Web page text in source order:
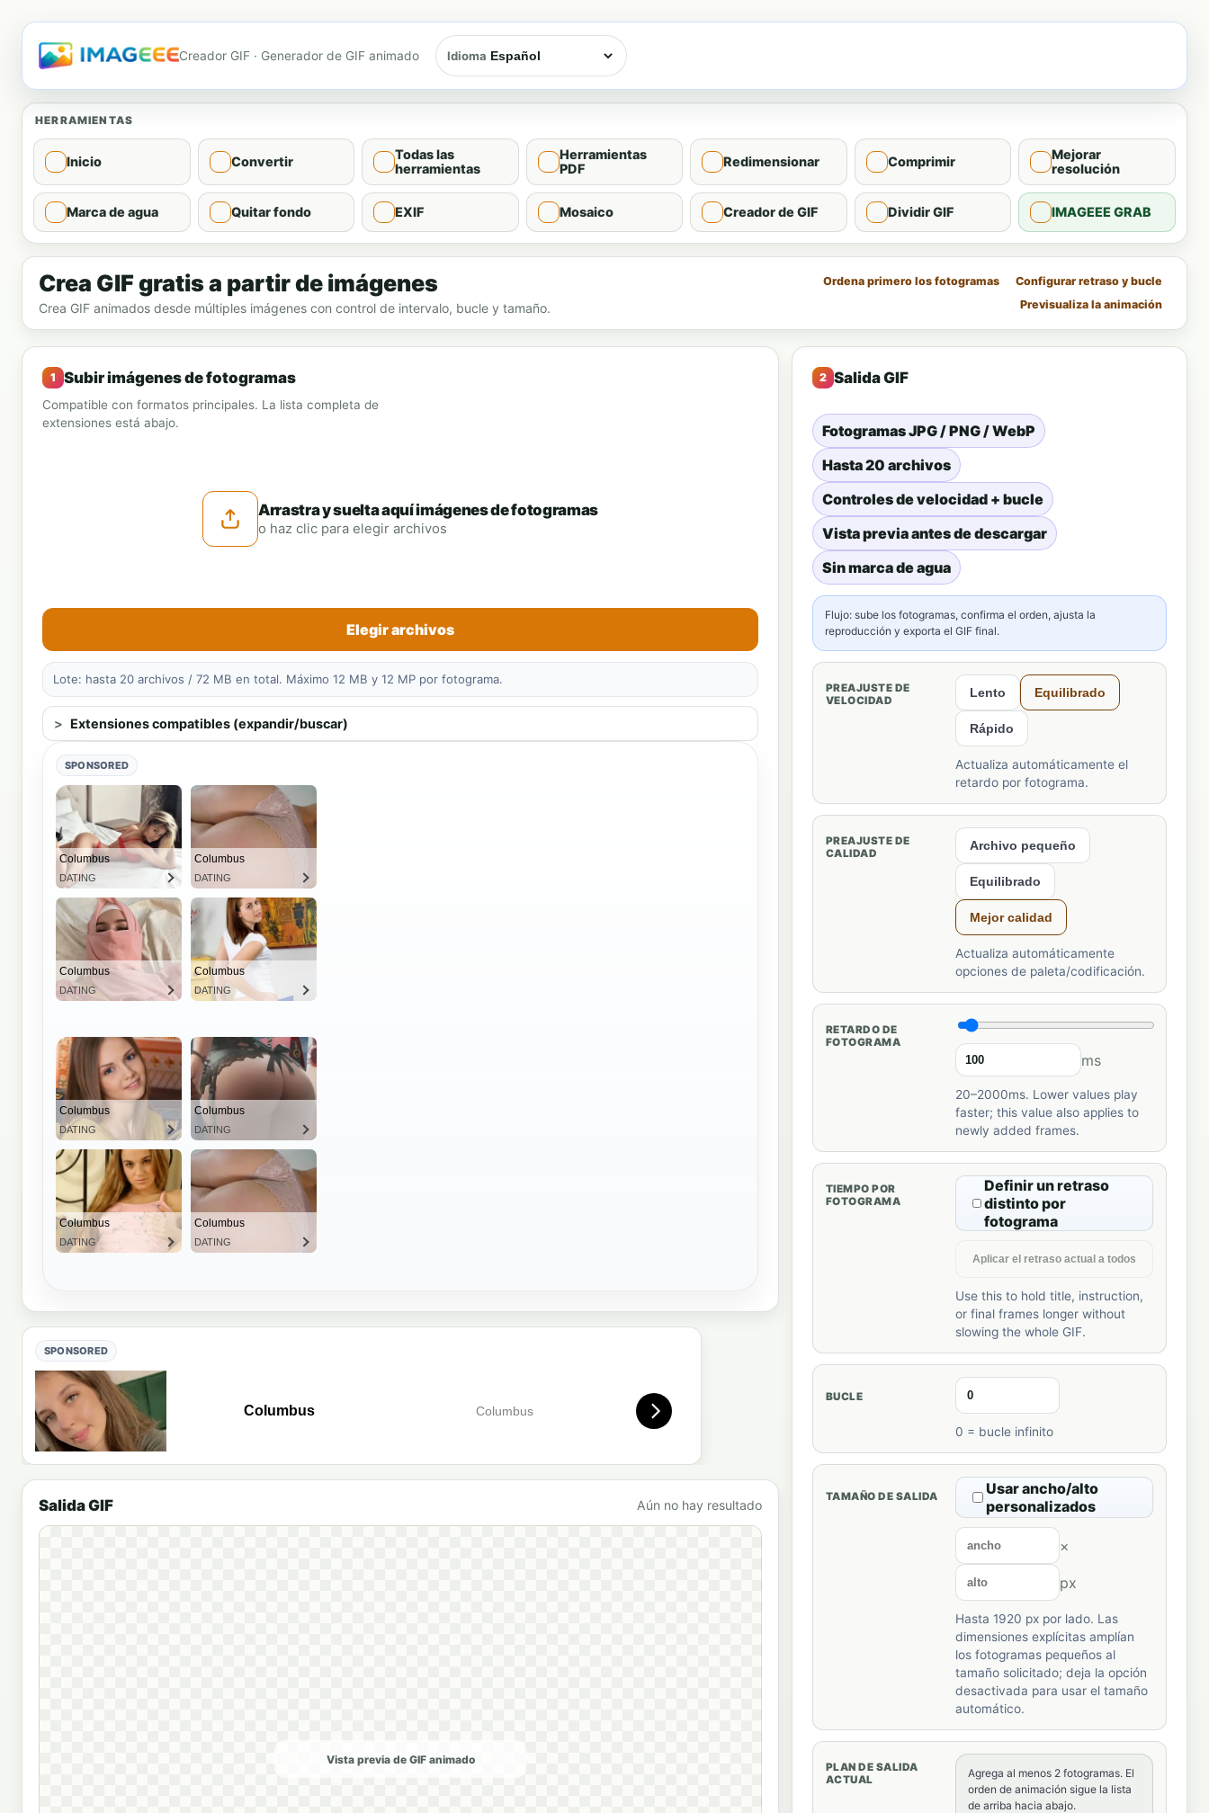
Creador GIF · Generador de GIF animado Idioma
HERRAMIENTAS
Inicio Convertir
Todas las
herramientas
Herramientas
PDF
Redimensionar Comprimir
Mejorar
resolución
Marca de agua Quitar fondo EXIF Mosaico Creador de GIF Dividir GIF IMAGEEE GRAB
Creador de GIF
Crea GIF gratis a partir de imágenes
Crea GIF animados desde múltiples imágenes con control de intervalo, bucle y tamaño.
Ordena primero los fotogramas
Configurar retraso y bucle
Previsualiza la animación
Subir imágenes de fotogramas
Compatible con formatos principales. La lista completa de
extensiones está abajo.
Arrastra y suelta aquí imágenes de fotogramas
o haz clic para elegir archivos
Elegir archivos
Lote: hasta 20 archivos / 72 MB en total. Máximo 12 MB y 12 MP por fotograma.
Extensiones compatibles (expandir/buscar)
SPONSORED
SPONSORED
Salida GIF Aún no hay resultado
Vista previa de GIF animado
Salida GIF
Fotogramas JPG / PNG / WebP
Hasta 20 archivos
Controles de velocidad + bucle
Vista previa antes de descargar
Sin marca de agua
Flujo: sube los fotogramas, confirma el orden, ajusta la
reproducción y exporta el GIF final.
PREAJUSTE DE
VELOCIDAD
Lento Equilibrado
Rápido
Actualiza automáticamente el
retardo por fotograma.
PREAJUSTE DE
CALIDAD
Archivo pequeño
Equilibrado
Mejor calidad
Actualiza automáticamente
opciones de paleta/codificación.
RETARDO DE
FOTOGRAMA
ms
20–2000ms. Lower values play
faster; this value also applies to
newly added frames.
TIEMPO POR
FOTOGRAMA
Definir un retraso
distinto por
fotograma
Aplicar el retraso actual a todos
Use this to hold title, instruction,
or final frames longer without
slowing the whole GIF.
BUCLE
0 = bucle infinito
TAMAÑO DE SALIDA
Usar ancho/alto
personalizados
×
px
Hasta 1920 px por lado. Las
dimensiones explícitas amplían
los fotogramas pequeños al
tamaño solicitado; deja la opción
desactivada para usar el tamaño
automático.
PLAN DE SALIDA
ACTUAL
Agrega al menos 2 fotogramas. El
orden de animación sigue la lista
de arriba hacia abajo.